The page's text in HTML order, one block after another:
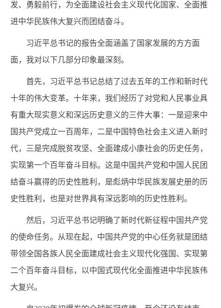
发、勇毅前行，为全面建设社会主义现代化国家、全面推
进中华民族伟大复兴而团结奋斗。
习近平总书记的报告全面涵盖了国家发展的方方面
面，我对以下几部分印象最深刻。
首先，习近平总书记总结了过去五年的工作和新时代
十年的伟大变革。十年来，我们经历了对党和人民事业具
有重大现实意义和深远历史意义的三件大事：一是迎来中
国共产党成立一百周年，二是中国特色社会主义进入新时
代，三是完成脱贫攻坚、全面建成小康社会的历史任务，
实现第一个百年奋斗目标。这是中国共产党和中国人民团
结奋斗赢得的历史性胜利，是彪炳中华民族发展史册的历
史性胜利，也是对世界具有深远影响的历史性胜利。
然后，习近平总书记明确了新时代新征程中国共产党
的使命任务。从现在起，中国共产党的中心任务就是团结
带领全国各族人民全面建成社会主义现代化强国、实现第
二个百年奋斗目标，以中国式现代化全面推进中华民族伟
大复兴。